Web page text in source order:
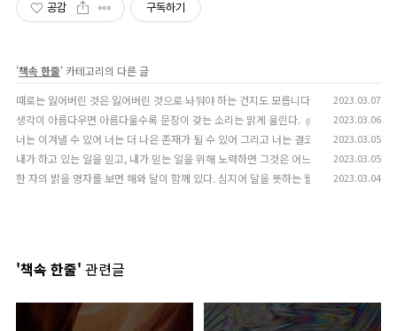
공감 구독하기
'책속 한줄' 카테고리의 다른 글
때로는 잃어버린 것은 잃어버린 것으로 놔둬야 하는 건지도 모릅니다.
2023.03.07
생각이 아름다우면 아름다울수록 문장이 갖는 소리는 맑게 울린다. (0) 2023.03.06
너는 이겨낼 수 있어 너는 더 나은 존재가 될 수 있어 그리고 너는 결코 혼자가 아니야
2023.03.05
내가 하고 있는 일을 믿고, 내가 믿는 일을 위해 노력하면 그것은 어느 순간 내것이 된다.
2023.03.05
한 자의 밝을 명자를 보면 해와 달이 함께 있다. 심지어 달을 뜻하는 월자가 더 크다 우
2023.03.04
'책속 한줄' 관련글